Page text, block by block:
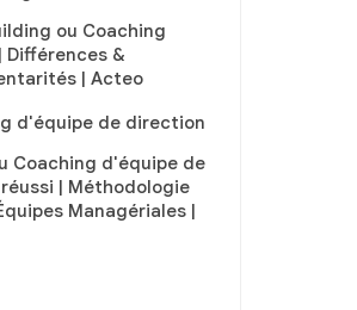
ou Coaching
Différences &
| Acteo
d'équipe de direction
Coaching d'équipe de
| Méthodologie
Managériales |